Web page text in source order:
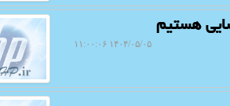
هستیم
۱۴۰۴/۰۵/۰۵ ۱۱:۰۰:۰۶